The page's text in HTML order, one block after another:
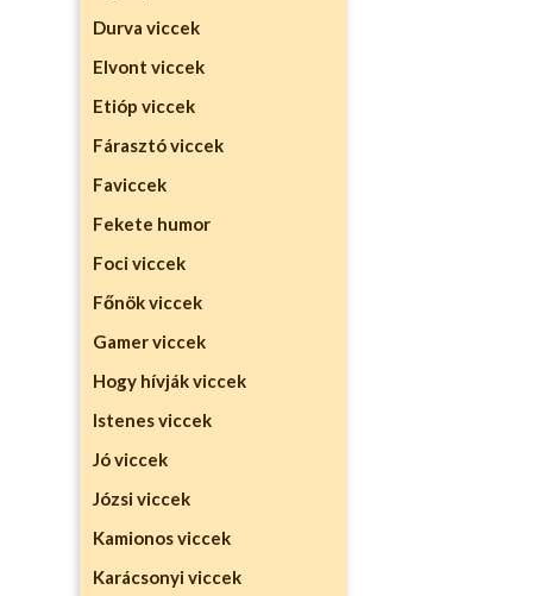
Durva viccek
Elvont viccek
Etióp viccek
Fárasztó viccek
Faviccek
Fekete humor
Foci viccek
Főnök viccek
Gamer viccek
Hogy hívják viccek
Istenes viccek
Jó viccek
Józsi viccek
Kamionos viccek
Karácsonyi viccek